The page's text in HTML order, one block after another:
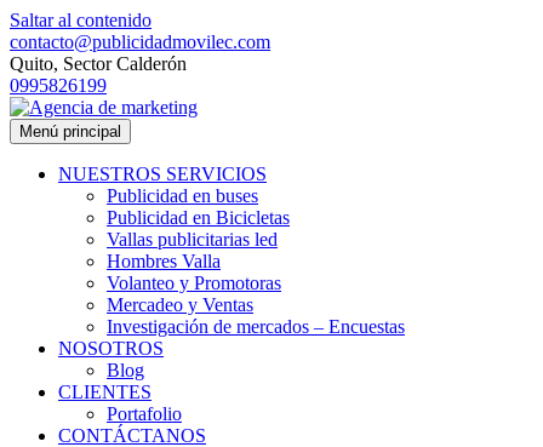
Saltar al contenido
contacto@publicidadmovilec.com
Quito, Sector Calderón
0995826199
Menú principal
NUESTROS SERVICIOS
Publicidad en buses
Publicidad en Bicicletas
Vallas publicitarias led
Hombres Valla
Volanteo y Promotoras
Mercadeo y Ventas
Investigación de mercados – Encuestas
NOSOTROS
Blog
CLIENTES
Portafolio
CONTÁCTANOS